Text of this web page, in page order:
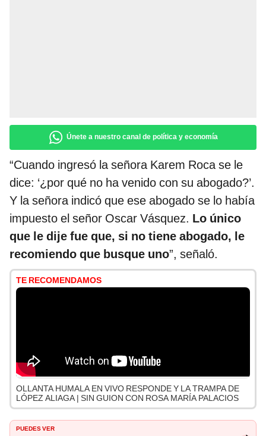
Únete a nuestro canal de política y economía
“Cuando ingresó la señora Karem Roca se le
dice: ‘¿por qué no ha venido con su abogado?’.
Y la señora indicó que ese abogado se lo había
impuesto el señor Oscar Vásquez. Lo único
que le dije fue que, si no tiene abogado, le
recomiendo que busque uno”, señaló.
TE RECOMENDAMOS
OLLANTA HUMALA EN VIVO RESPONDE Y LA TRAMPA DE
LÓPEZ ALIAGA | SIN GUION CON ROSA MARÍA PALACIOS
PUEDES VER